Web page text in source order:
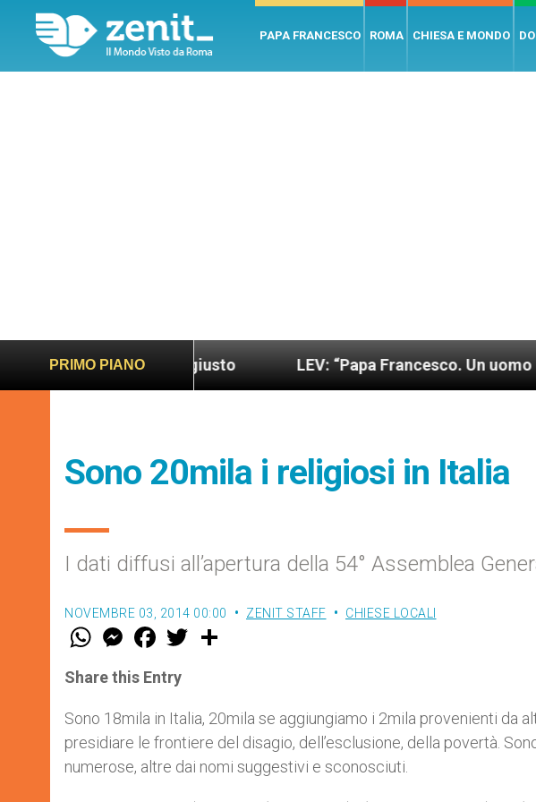
PAPA FRANCESCO ROMA CHIESA E MONDO
PRIMO PIANO
più sano e giusto LEV: “Papa Francesco. Un uomo di
Sono 20mila i religiosi in Italia
I dati diffusi all’apertura della 54° Assemblea
NOVEMBRE 03, 2014 00:00 ZENIT STAFF CHIESE LOCALI
W
t
s
p
p
M
e
s
e
g
e
r
F
a
e
b
o
k
w
r
Share this Entry
Sono 18mila in Italia, 20mila se aggiungiamo i 2mila provenienti da
presidiare le frontiere del disagio, dell’esclusione, della povertà.
numerose, altre dai nomi suggestivi e sconosciuti.